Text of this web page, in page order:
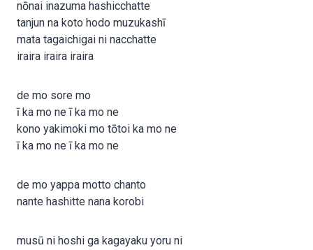
nōnai inazuma hashicchatte
tanjun na koto hodo muzukashī
mata tagaichigai ni nacchatte
iraira iraira iraira
de mo sore mo
ī ka mo ne ī ka mo ne
kono yakimoki mo tōtoi ka mo ne
ī ka mo ne ī ka mo ne
de mo yappa motto chanto
nante hashitte nana korobi
musū ni hoshi ga kagayaku yoru ni